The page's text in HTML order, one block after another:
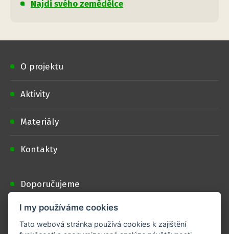
Najdi svého zemědělce
O projektu
Aktivity
Materiály
Kontakty
Doporučujeme
Podporují nás
I my používáme cookies
Tato webová stránka používá cookies k zajištění